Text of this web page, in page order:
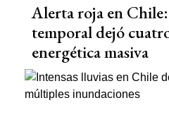
Alerta roja en
temporal dejó
energética masiva